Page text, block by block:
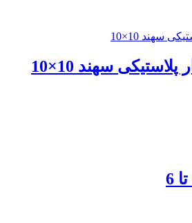
سهند 10×10